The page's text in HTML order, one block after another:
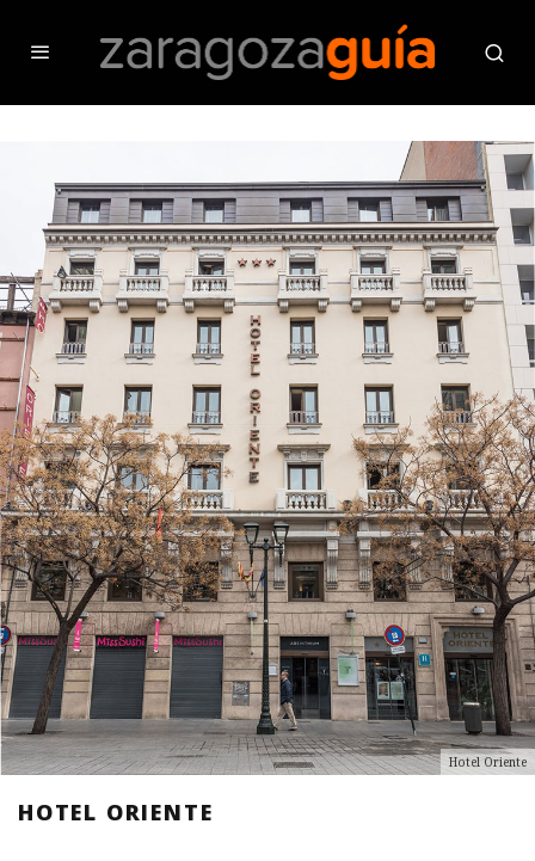
Hotel Oriente
HOTEL ORIENTE